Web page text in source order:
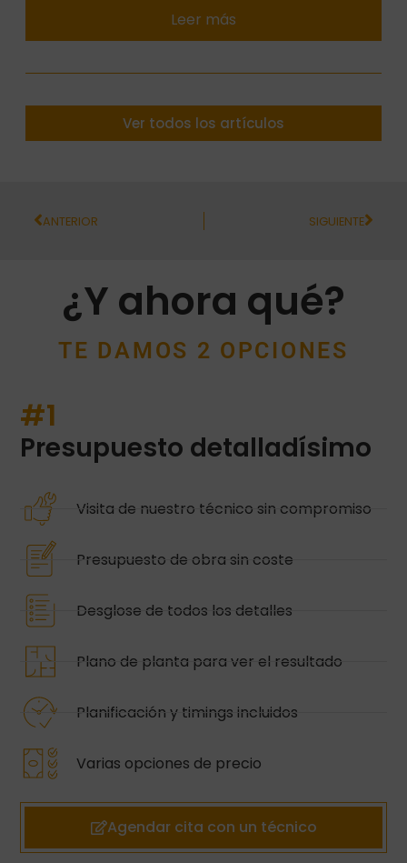
Leer más
Ver todos los artículos
ANTERIOR SIGUIENTE
¿Y ahora qué?
TE DAMOS 2 OPCIONES
#1
Presupuesto detalladísimo
Visita de nuestro técnico sin compromiso
Presupuesto de obra sin coste
Desglose de todos los detalles
Plano de planta para ver el resultado
Planificación y timings incluidos
Varias opciones de precio
Agendar cita con un técnico